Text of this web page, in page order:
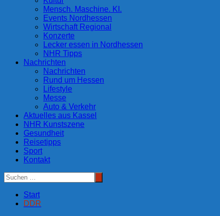
Mensch. Maschine. KI.
Events Nordhessen
Wirtschaft Regional
Konzerte
Lecker essen in Nordhessen
NHR Tipps
Nachrichten
Nachrichten
Rund um Hessen
Lifestyle
Messe
Auto & Verkehr
Aktuelles aus Kassel
NHR Kunstszene
Gesundheit
Reisetipps
Sport
Kontakt
Start
DDR